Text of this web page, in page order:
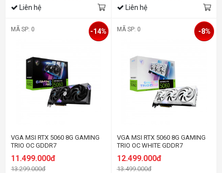
Liên hệ Liên hệ
MÃ SP: 0
VGA MSI RTX 5060 8G GAMING
TRIO OC GDDR7
11.499.000đ
13.299.000đ
-14% MÃ SP: 0
VGA MSI RTX 5060 8G GAMING
TRIO OC WHITE GDDR7
12.499.000đ
13.499.000đ
-8%